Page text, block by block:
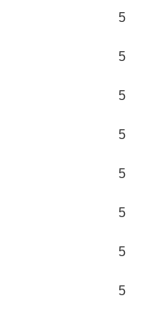
5
5
5
5
5
5
5
5